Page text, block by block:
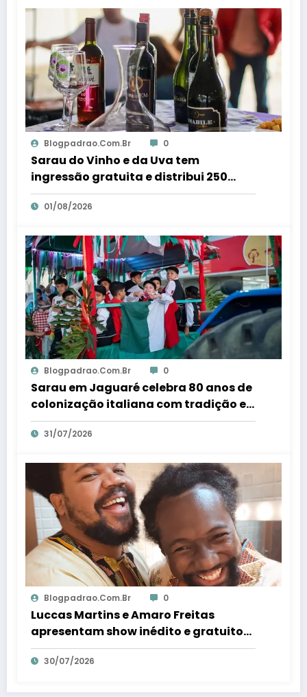
Blogpadrao.com.br 0
Sarau do Vinho e da Uva tem
ingressão gratuita e distribui 250
litros de suco em Santa Teresa – Em
Dia ES
01/08/2026
Blogpadrao.com.br 0
Sarau em Jaguaré celebra 80 anos de
colonização italiana com tradição e
trambolhão da polenta – Em Dia ES
31/07/2026
Blogpadrao.com.br 0
Luccas Martins e Amaro Freitas
apresentam show inédito e gratuito
em Conceição da Barra – Em Dia ES
30/07/2026